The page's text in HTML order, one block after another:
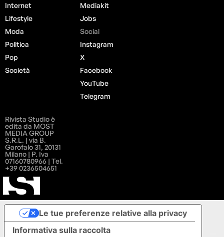
Internet
Lifestyle
Moda
Politica
Pop
Società
Mediakit
Jobs
Social
Instagram
X
Facebook
YouTube
Telegram
Rivista Studio è
edita da MOST
MEDIA GROUP
S.R.L. | via B.
Garofalo 31, 20131
Milano | P. Iva
07160780966 | Tel.
+39 0236504651
Informativa sulla raccolta
Le tue preferenze relative alla privacy